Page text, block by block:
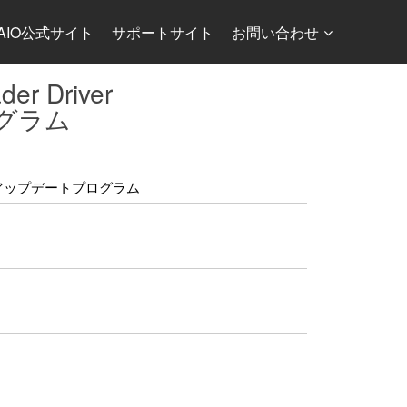
公式サイト サポートサイト お問い合わせ
Driver
ラム
プデートプログラム